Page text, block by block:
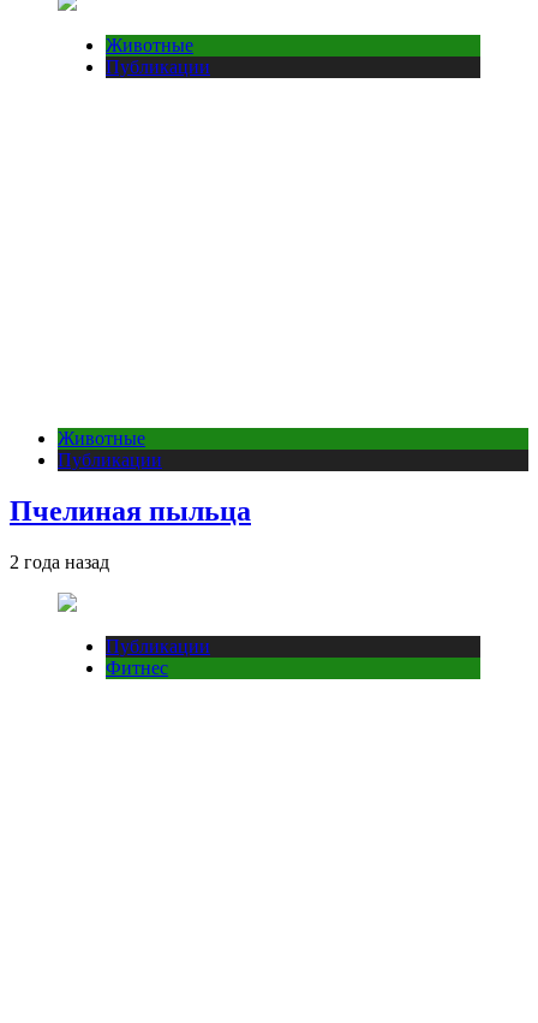
Животные
Публикации
Животные
Публикации
Пчелиная пыльца
2 года назад
Публикации
Фитнес